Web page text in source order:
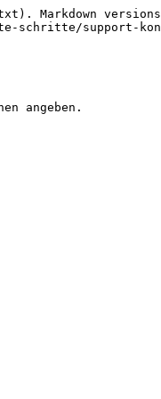
versions
schritte/support-
angeben.